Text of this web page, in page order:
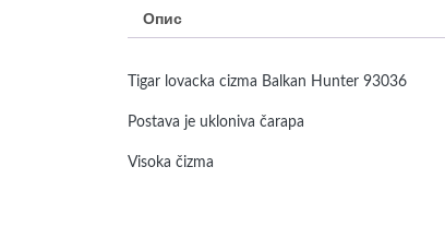
Опис
Tigar lovacka cizma Balkan Hunter 93036
Postava je ukloniva čarapa
Visoka čizma